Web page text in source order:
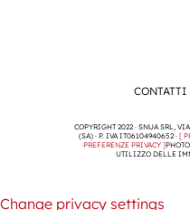
CONTATTI
COPYRIGHT 2022 · SNUA SRL,
(SA) · P. IVA IT06104940652 · [
PREFERENZE PRIVACY ]
UTILIZZO DELLE
Change privacy settings